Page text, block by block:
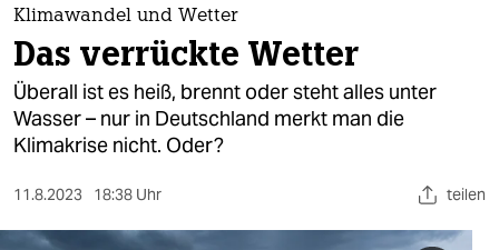
themen
politik
öko
Klimawandel und Wetter
Das verrückte Wetter
Überall ist es heiß, brennt oder steht alles unter
Wasser – nur in Deutschland merkt man die
Klimakrise nicht. Oder?
11.8.2023 18:38 Uhr teilen